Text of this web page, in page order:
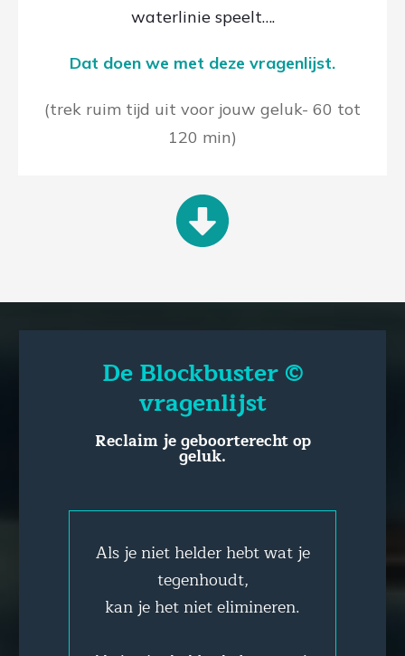
waterlinie speelt….
Dat doen we met deze vragenlijst.
(trek ruim tijd uit voor jouw geluk- 60 tot
120 min)
De Blockbuster ©
vragenlijst
Reclaim je geboorterecht op
geluk.
Als je niet helder hebt wat je
tegenhoudt,
kan je het niet elimineren.